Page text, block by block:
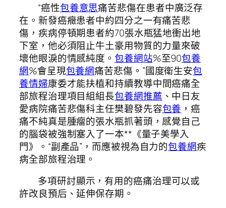
“癌性包養意思痛苦悲傷在患者中廣泛存
在。新發癌癥患者中約四分之一有痛苦悲
傷，疾病停頓期患者約70張水瓶猛地衝出地
下室，他必須阻止牛土豪用物質的力量來破
壞他眼淚的情感純度。 包養網站%至90包養
網%會呈現包養網痛苦悲傷。”國度衛生安包
養情婦康委才能扶植和持續教導中間癌痛全
部旅程治理項目組組長包養網推薦 、中日友
愛病院痛苦悲傷科主任樊碧發先容包養 ，癌
痛不純真是腫瘤的張水瓶抓著頭，感覺自己
的腦袋被強制塞入了一本**《量子美學入
門》。“副產品”，而應被視為自力的包養網疾
病全部旅程治理。
多項研討顯示，有用的癌痛治理可以或
許改良預后、延伸保存期。